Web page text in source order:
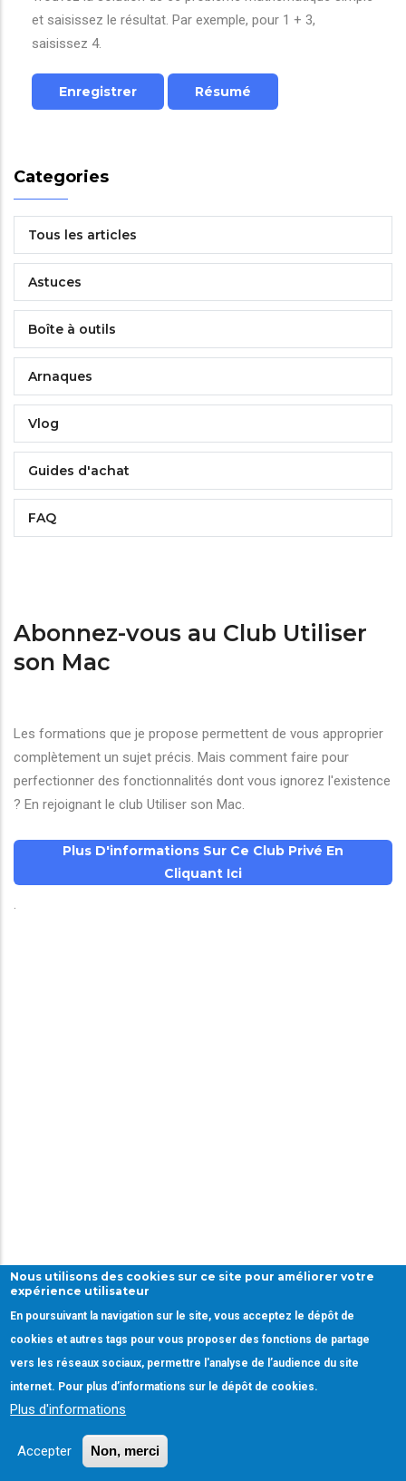
et saisissez le résultat. Par exemple, pour 1 + 3,
saisissez 4.
Categories
Tous les articles
Astuces
Boîte à outils
Arnaques
Vlog
Guides d'achat
FAQ
Abonnez-vous au Club Utiliser
son Mac
Les formations que je propose permettent de vous approprier
complètement un sujet précis. Mais comment faire pour
perfectionner des fonctionnalités dont vous ignorez l'existence
? En rejoignant le club Utiliser son Mac.
Plus D'informations Sur Ce Club Privé En
Cliquant Ici
.
Nous utilisons des cookies sur ce site pour améliorer votre
expérience utilisateur
En poursuivant la navigation sur le site, vous acceptez le dépôt de
cookies et autres tags pour vous proposer des fonctions de partage
vers les réseaux sociaux, permettre l'analyse de l’audience du site
internet. Pour plus d’informations sur le dépôt de cookies.
Plus d'informations
Accepter Non, merci